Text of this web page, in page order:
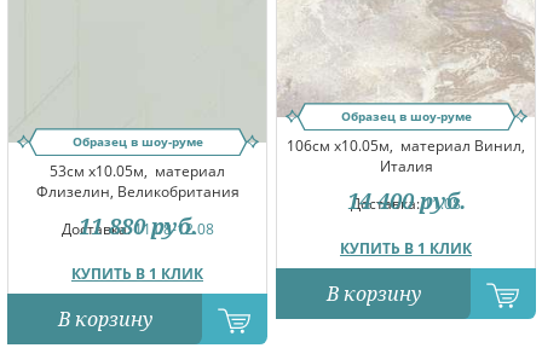
Образец в шоу-руме
53см x10.05м, материал
Флизелин, Великобритания
Доставка:11.08-12.08
КУПИТЬ В 1 КЛИК
11 880 руб.
В корзину
Образец в шоу-руме
106см x10.05м, материал Винил,
Италия
Доставка:11.08
КУПИТЬ В 1 КЛИК
14 400 руб.
В корзину